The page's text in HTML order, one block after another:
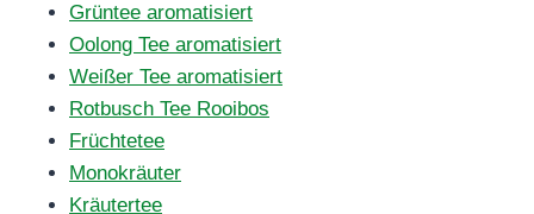
Grüntee aromatisiert
Oolong Tee aromatisiert
Weißer Tee aromatisiert
Rotbusch Tee Rooibos
Früchtetee
Monokräuter
Kräutertee